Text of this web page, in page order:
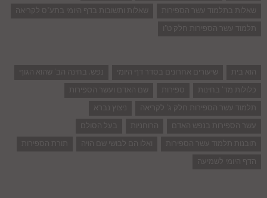
שאלות בתלמוד עשר הספירות
שאלות ותשובות בדף היומי בתע"ס לקריאה
תלמוד עשר הספירות חלק ט"ו
הוא בית שיעורים אחרונים בסדר דף היומי
נפש. בחינה הב' שהוא הגוף
כלולות מד' בחינות
ספירות
שם האדם ועשר הספירות
תלמוד עשר הספירות חלק ג' לקריאה
ניצוץ נברא
עשר הספירות בנפש האדם
הרוחניות
בעל הסולם
תובנות תלמוד עשר הספירות
ואלו הם לבושי שם הויה
תורת הספירות
הדף היומי לשמיעה